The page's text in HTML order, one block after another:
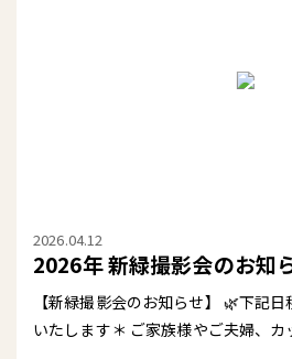
2026.04.12
2026年 新緑撮影会のお知
【新緑撮影会のお知らせ】 🌿下記
いたします＊ ご家族様やご夫婦、カ